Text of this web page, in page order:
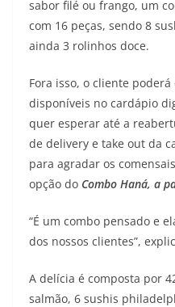
sabor filé ou frango, um
com 16 peças, sendo 8
ainda 3 rolinhos doce.
Fora isso, o cliente
disponíveis no cardápio
quer esperar até a
de delivery e take out da
para agradar os
opção do Combo Haná, a
“É um combo pensado e
dos nossos clientes”,
A delícia é composta por
salmão, 6 sushis